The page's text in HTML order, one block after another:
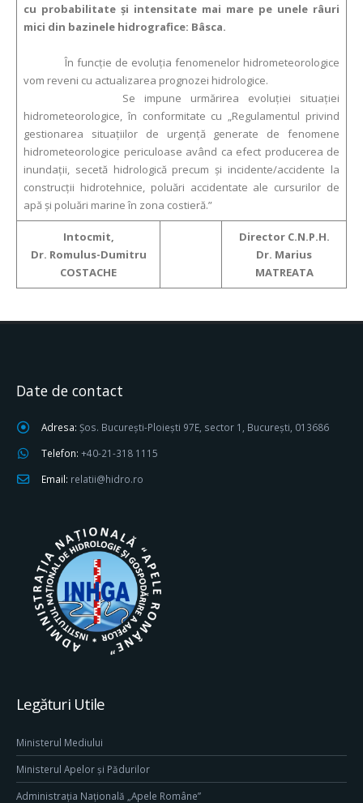
cu probabilitate și intensitate mai mare pe unele râuri
mici din bazinele hidrografice: Bâsca.
În funcție de evoluția fenomenelor hidrometeorologice
vom reveni cu actualizarea prognozei hidrologice.
Se impune urmărirea evoluției situației
hidrometeorologice, în conformitate cu „Regulamentul privind
gestionarea situațiilor de urgență generate de fenomene
hidrometeorologice periculoase având ca efect producerea de
inundații, secetă hidrologică precum și incidente/accidente la
construcții hidrotehnice, poluări accidentate ale cursurilor de
apă și poluări marine în zona costieră.”
Intocmit,
Dr. Romulus-Dumitru
COSTACHE
Director C.N.P.H.
Dr. Marius
MATREATA
Date de contact
Adresa: Șos. București-Ploiești 97E, sector 1, București, 013686
Telefon: +40-21-318 1115
Email: relatii@hidro.ro
Legături Utile
Ministerul Mediului
Ministerul Apelor și Pădurilor
Administrația Națională „Apele Române”